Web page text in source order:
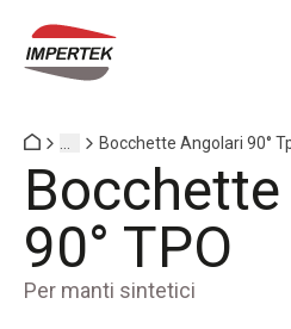
Bocchette Angolari 90°
90° TPO
Per manti sintetici